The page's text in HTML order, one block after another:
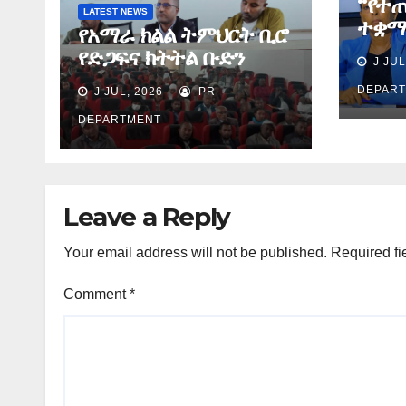
LATEST NEWS
የአማራ ክልል ትምህርት ቢሮ
የድጋፍና ክትትል ቡድን
የማጠቃለያ ግብረ መልስ ሰጠ
J JUL, 2026 PR
DEPARTMENT
J
Leave a Reply
Your email address will not be published. Required
Comment*